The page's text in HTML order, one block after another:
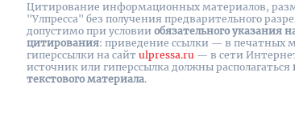
Цитирование информационных материалов,
"Улпресса" без получения предварительного
допустимо при условии обязательного указания
цитирования: приведение ссылки — в печатных
гиперссылки на cайт ulpressa.ru — в сети
источник или гиперссылка должны располагаться
текстового материала.